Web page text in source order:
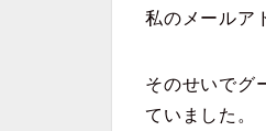
私のメールア
そのせいでグ
ていました。